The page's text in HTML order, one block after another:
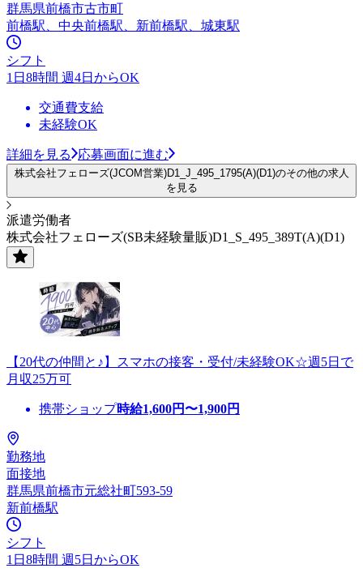
群馬県前橋市古市町
前橋駅、中央前橋駅、新前橋駅、城東駅
シフト
1日8時間 週4日からOK
交通費支給
未経験OK
詳細を見る 応募画面に進む
株式会社フェローズ(JCOM営業)D1_J_495_1795(A)(D1)のその他の求人
を見る
派遣労働者
株式会社フェローズ(SB未経験量販)D1_S_495_389T(A)(D1)
【20代の仲間と♪】スマホの接客・受付/未経験OK☆週5日で
月収25万可
携帯ショップ時給1,600円〜1,900円
勤務地
面接地
群馬県前橋市元総社町593-59
新前橋駅
シフト
1日8時間 週5日からOK